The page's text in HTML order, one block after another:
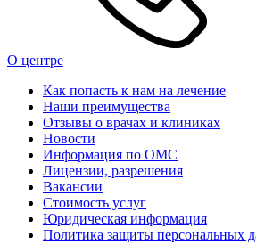
О центре
Как попасть к нам на лечение
Наши преимущества
Отзывы о врачах и клиниках
Новости
Информация по ОМС
Лицензии, разрешения
Вакансии
Стоимость услуг
Юридическая информация
Политика защиты персональных